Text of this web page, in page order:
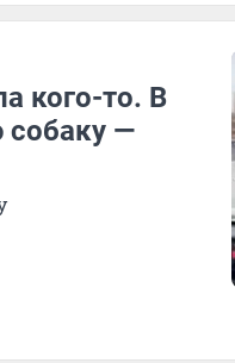
кого-то. В
—